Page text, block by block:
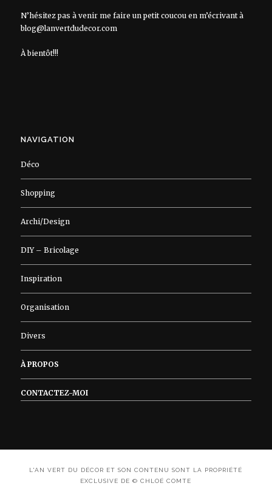
N’hésitez pas à venir me faire un petit coucou en m’écrivant à
blog@lanvertdudecor.com
À bientôt!!!
NAVIGATION
Déco
Shopping
Archi/Design
DIY – Bricolage
Inspiration
Organisation
Divers
À PROPOS
CONTACTEZ-MOI
L'AN VERT DU DÉCOR ET SON CONTENU SONT LA PROPRIÉTÉ
EXCLUSIVE DE © CHLOÉ COMTE